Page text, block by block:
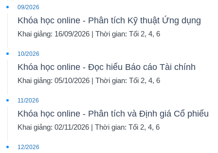
09/2026
Khóa học online - Phân tích Kỹ thuật Ứng dụng
Khai giảng: 16/09/2026 | Thời gian: Tối 2, 4, 6
10/2026
Khóa học online - Đọc hiểu Báo cáo Tài chính
Khai giảng: 05/10/2026 | Thời gian: Tối 2, 4, 6
11/2026
Khóa học online - Phân tích và Định giá Cổ phiếu
Khai giảng: 02/11/2026 | Thời gian: Tối 2, 4, 6
12/2026